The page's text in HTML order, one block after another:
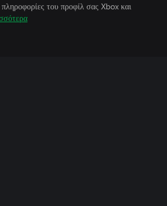
του προφίλ σας Xbox και